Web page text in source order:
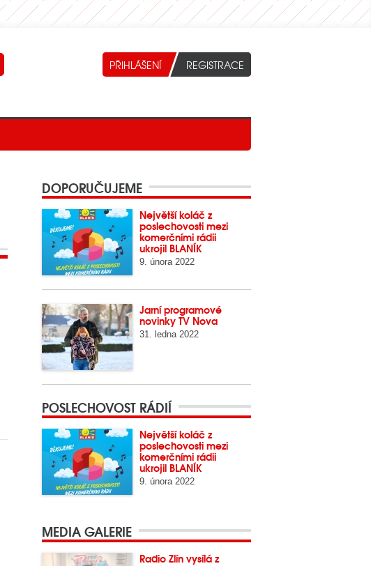
DOPORUČUJEME
Největší koláč z
poslechovosti mezi
komerčními rádii
ukrojil BLANÍK
9. února 2022
Jarní programové
novinky TV Nova
31. ledna 2022
POSLECHOVOST RÁDIÍ
Největší koláč z
poslechovosti mezi
komerčními rádii
ukrojil BLANÍK
9. února 2022
MEDIA GALERIE
Radio Zlín vysílá z